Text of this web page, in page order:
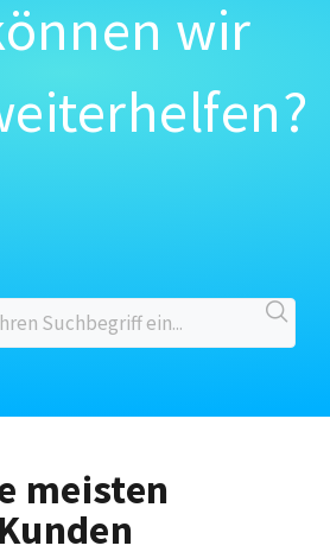
wir
meisten
Kunden